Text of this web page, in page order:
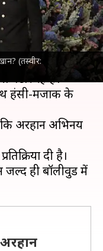
(तस्वीर:
मलाइका अरोड़ा के
बटोर रहे हैं।
हंसी-मजाक के
अरहान अभिनय
दी है।
जल्द ही बॉलीवुड में